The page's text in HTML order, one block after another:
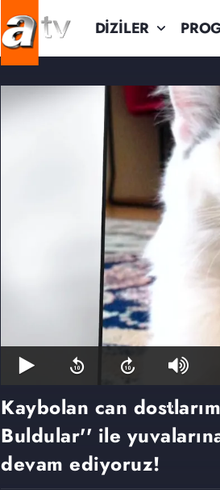
DİZİLER
Kaybolan can
Buldular'' ile
devam ediyoruz!